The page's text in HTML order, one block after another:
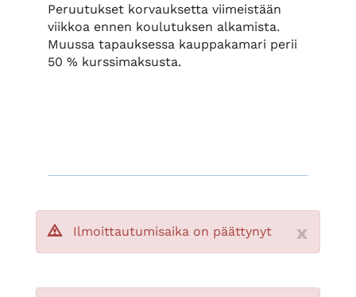
Peruutukset korvauksetta viimeistään
viikkoa ennen koulutuksen alkamista.
Muussa tapauksessa kauppakamari perii
50 % kurssimaksusta.
x
Ilmoittautumisaika on päättynyt